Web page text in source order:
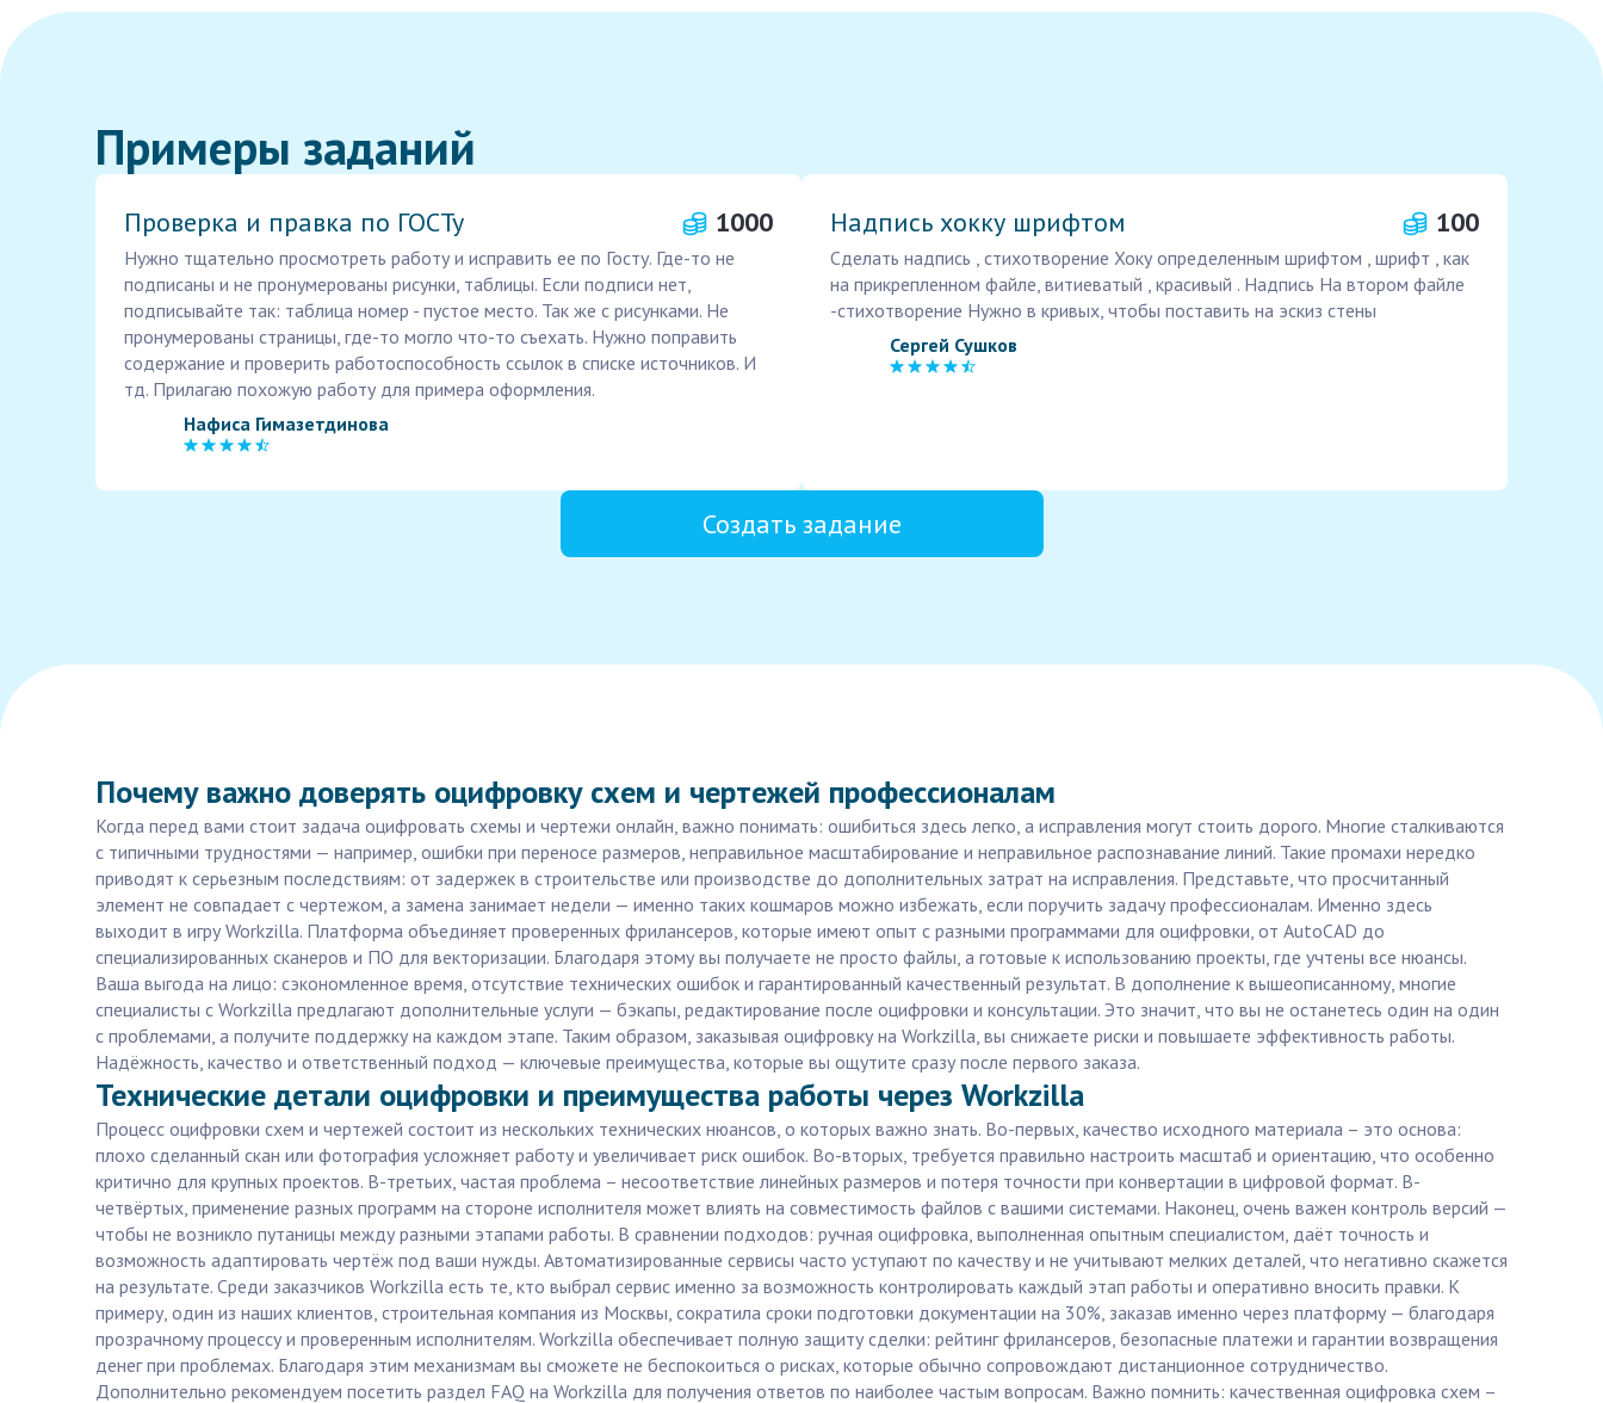
Примеры заданий
Проверка и правка по ГОСТу 1000
Нужно тщательно просмотреть работу и исправить ее по Госту. Где-то не
подписаны и не пронумерованы рисунки, таблицы. Если подписи нет,
подписывайте так: таблица номер - пустое место. Так же с рисунками. Не
пронумерованы страницы, где-то могло что-то съехать. Нужно поправить
содержание и проверить работоспособность ссылок в списке источников. И
тд. Прилагаю похожую работу для примера оформления.
Нафиса Гимазетдинова
Надпись хокку шрифтом 100
Сделать надпись , стихотворение Хоку определенным шрифтом , шрифт , как
на прикрепленном файле, витиеватый , красивый . Надпись На втором файле
-стихотворение Нужно в кривых, чтобы поставить на эскиз стены
Сергей Сушков
Создать задание
Почему важно доверять оцифровку схем и чертежей профессионалам
Когда перед вами стоит задача оцифровать схемы и чертежи онлайн, важно понимать: ошибиться здесь легко, а исправления могут стоить дорого. Многие сталкиваются
с типичными трудностями — например, ошибки при переносе размеров, неправильное масштабирование и неправильное распознавание линий. Такие промахи нередко
приводят к серьезным последствиям: от задержек в строительстве или производстве до дополнительных затрат на исправления. Представьте, что просчитанный
элемент не совпадает с чертежом, а замена занимает недели — именно таких кошмаров можно избежать, если поручить задачу профессионалам. Именно здесь
выходит в игру Workzilla. Платформа объединяет проверенных фрилансеров, которые имеют опыт с разными программами для оцифровки, от AutoCAD до
специализированных сканеров и ПО для векторизации. Благодаря этому вы получаете не просто файлы, а готовые к использованию проекты, где учтены все нюансы.
Ваша выгода на лицо: сэкономленное время, отсутствие технических ошибок и гарантированный качественный результат. В дополнение к вышеописанному, многие
специалисты с Workzilla предлагают дополнительные услуги — бэкапы, редактирование после оцифровки и консультации. Это значит, что вы не останетесь один на один
с проблемами, а получите поддержку на каждом этапе. Таким образом, заказывая оцифровку на Workzilla, вы снижаете риски и повышаете эффективность работы.
Надёжность, качество и ответственный подход — ключевые преимущества, которые вы ощутите сразу после первого заказа.
Технические детали оцифровки и преимущества работы через Workzilla
Процесс оцифровки схем и чертежей состоит из нескольких технических нюансов, о которых важно знать. Во-первых, качество исходного материала – это основа:
плохо сделанный скан или фотография усложняет работу и увеличивает риск ошибок. Во-вторых, требуется правильно настроить масштаб и ориентацию, что особенно
критично для крупных проектов. В-третьих, частая проблема – несоответствие линейных размеров и потеря точности при конвертации в цифровой формат. В-
четвёртых, применение разных программ на стороне исполнителя может влиять на совместимость файлов с вашими системами. Наконец, очень важен контроль версий —
чтобы не возникло путаницы между разными этапами работы. В сравнении подходов: ручная оцифровка, выполненная опытным специалистом, даёт точность и
возможность адаптировать чертёж под ваши нужды. Автоматизированные сервисы часто уступают по качеству и не учитывают мелких деталей, что негативно скажется
на результате. Среди заказчиков Workzilla есть те, кто выбрал сервис именно за возможность контролировать каждый этап работы и оперативно вносить правки. К
примеру, один из наших клиентов, строительная компания из Москвы, сократила сроки подготовки документации на 30%, заказав именно через платформу — благодаря
прозрачному процессу и проверенным исполнителям. Workzilla обеспечивает полную защиту сделки: рейтинг фрилансеров, безопасные платежи и гарантии возвращения
денег при проблемах. Благодаря этим механизмам вы сможете не беспокоиться о рисках, которые обычно сопровождают дистанционное сотрудничество.
Дополнительно рекомендуем посетить раздел FAQ на Workzilla для получения ответов по наиболее частым вопросам. Важно помнить: качественная оцифровка схем –